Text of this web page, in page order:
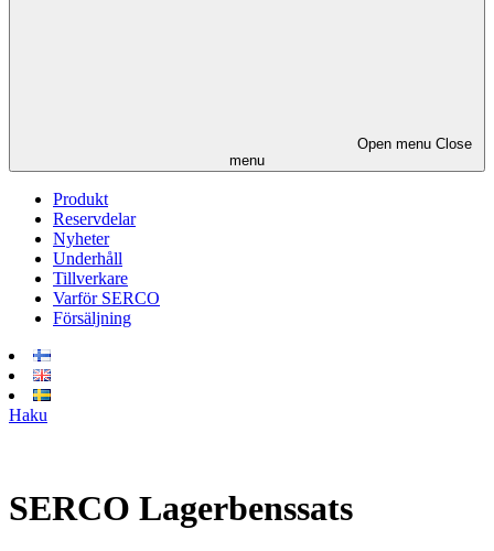
Open menu Close
menu
Produkt
Reservdelar
Nyheter
Underhåll
Tillverkare
Varför SERCO
Försäljning
Haku
SERCO Lagerbenssats